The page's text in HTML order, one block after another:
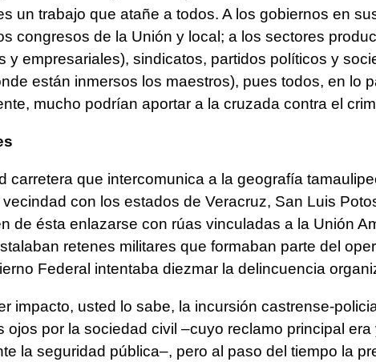
un trabajo que atañe a todos. A los gobiernos en
congresos de la Unión y local; a los sectores
y empresariales), sindicatos, partidos políticos y
están inmersos los maestros), pues todos, en lo
mucho podrían aportar a la cruzada contra el
carretera que intercomunica a la geografía
con los estados de Veracruz, San Luis
de ésta enlazarse con rúas vinculadas a la Unión
retenes militares que formaban parte del
Federal intentaba diezmar la delincuencia
impacto, usted lo sabe, la incursión castrense-
ojos por la sociedad civil –cuyo reclamo principal era
la seguridad pública–, pero al paso del tiempo la